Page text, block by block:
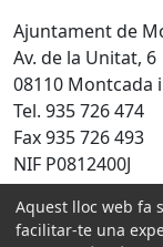
Ajuntament de
Av. de la Unitat, 6
08110 Montcada
Tel. 935 726 474
Fax 935 726 493
NIF P0812400J
Amb la
Aquest lloc web fa
facilitar-te una